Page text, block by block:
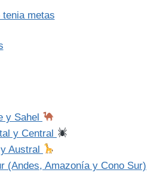
tenia metas
y Sahel
y Central
Austral
(Andes, Amazonía y Cono Sur)